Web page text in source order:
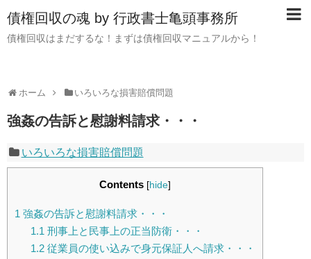
債権回収の魂 by 行政書士亀頭事務所
債権回収はまだするな！まずは債権回収マニュアルから！
ホーム いろいろな損害賠償問題
強姦の告訴と慰謝料請求・・・
いろいろな損害賠償問題
Contents [hide]
1 強姦の告訴と慰謝料請求・・・
1.1 刑事上と民事上の正当防衛・・・
1.2従業員の使い込みで身元保証人へ請求・・・